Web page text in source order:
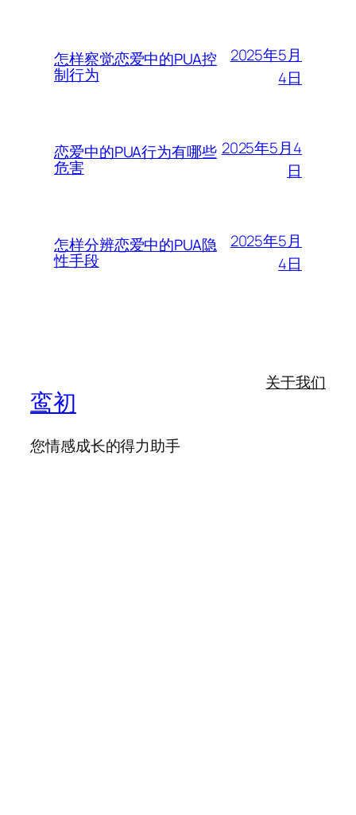
怎样察觉恋爱中的PUA控
制行为
2025年5月
4日
恋爱中的PUA行为有哪些
危害
2025年5月4
日
怎样分辨恋爱中的PUA隐
性手段
2025年5月
4日
鸾初
您情感成长的得力助手
关于我们